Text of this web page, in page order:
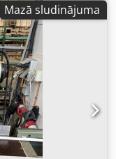
griešanas
diametrs: 520 mm
jauda: 5 kW
100 mm Svars:
Mazā sludinājuma